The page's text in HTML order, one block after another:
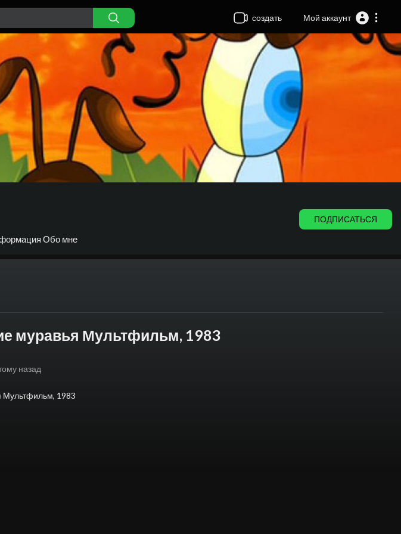
создать Мой аккаунт
ПОДПИСАТЬСЯ
Обо мне
муравья Мультфильм, 1983
назад
Мультфильм, 1983